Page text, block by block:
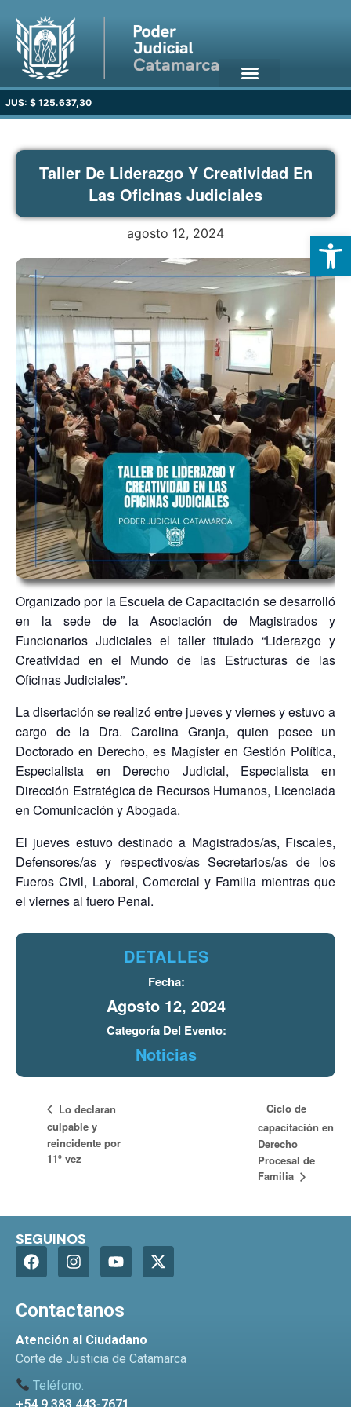
JUS: $ 125.637,30
Taller De Liderazgo Y Creatividad En
Las Oficinas Judiciales
agosto 12, 2024
Organizado por la Escuela de Capacitación se desarrolló
en la sede de la Asociación de Magistrados y
Funcionarios Judiciales el taller titulado “Liderazgo y
Creatividad en el Mundo de las Estructuras de las
Oficinas Judiciales”.
La disertación se realizó entre jueves y viernes y estuvo a
cargo de la Dra. Carolina Granja, quien posee un
Doctorado en Derecho, es Magíster en Gestión Política,
Especialista en Derecho Judicial, Especialista en
Dirección Estratégica de Recursos Humanos, Licenciada
en Comunicación y Abogada.
El jueves estuvo destinado a Magistrados/as, Fiscales,
Defensores/as y respectivos/as Secretarios/as de los
Fueros Civil, Laboral, Comercial y Familia mientras que
el viernes al fuero Penal.
DETALLES
Fecha:
Agosto 12, 2024
Categoría Del Evento:
Noticias
Lo declaran
culpable y
reincidente por
11º vez
Ciclo de
capacitación en
Derecho
Procesal de
Familia
SEGUINOS
Contactanos
Atención al Ciudadano
Corte de Justicia de Catamarca
Teléfono:
+54 9 383 443-7671